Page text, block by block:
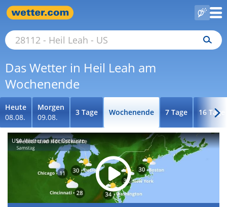
Das Wetter in Heil Leah am
Wochenende
Heute
08.08.
Morgen
09.08.
3 Tage Wochenende 7 Tage 16 Tage
USA-Wetter an der Ostküste